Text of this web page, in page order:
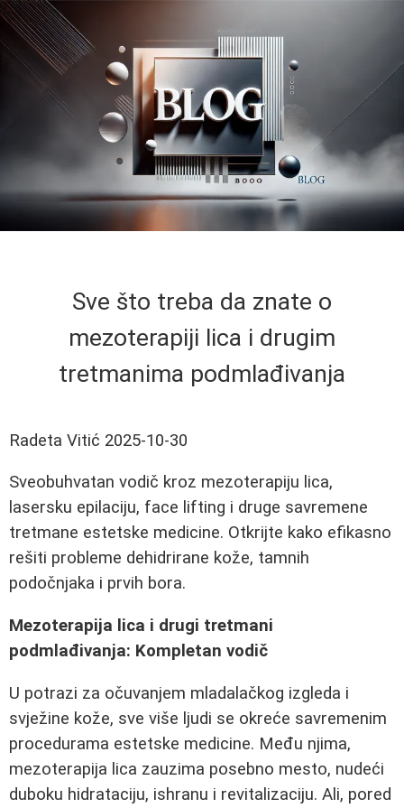
Sve što treba da znate o
mezoterapiji lica i drugim
tretmanima podmlađivanja
Radeta Vitić 2025-10-30
Sveobuhvatan vodič kroz mezoterapiju lica,
lasersku epilaciju, face lifting i druge savremene
tretmane estetske medicine. Otkrijte kako efikasno
rešiti probleme dehidrirane kože, tamnih
podočnjaka i prvih bora.
Mezoterapija lica i drugi tretmani
podmlađivanja: Kompletan vodič
U potrazi za očuvanjem mladalačkog izgleda i
svježine kože, sve više ljudi se okreće savremenim
procedurama estetske medicine. Među njima,
mezoterapija lica zauzima posebno mesto, nudeći
duboku hidrataciju, ishranu i revitalizaciju. Ali, pored